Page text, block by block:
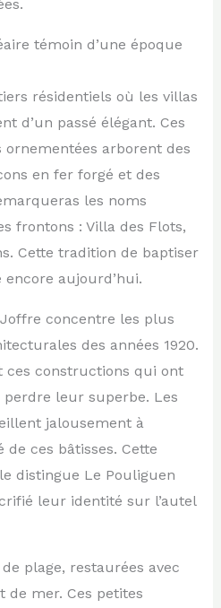
témoin d’une époque
résidentiels où les villas
d’un passé élégant. Ces
arborent des
en fer forgé et des
les noms
frontons : Villa des Flots,
Cette tradition de baptiser
aujourd’hui.
concentre les plus
des années 1920.
ces constructions qui ont
leur superbe. Les
jalousement à
de ces bâtisses. Cette
distingue Le Pouliguen
leur identité sur l’autel
plage, restaurées avec
de mer. Ces petites